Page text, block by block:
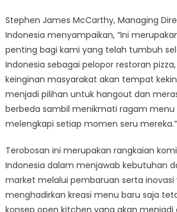
Stephen James McCarthy, Managing
Indonesia menyampaikan, “Ini
penting bagi kami yang telah tumbuh
Indonesia sebagai pelopor restoran
keinginan masyarakat akan tempat
menjadi pilihan untuk hangout dan
berbeda sambil menikmati ragam
melengkapi setiap momen seru mereka.”
Terobosan ini merupakan rangkaian
Indonesia dalam menjawab kebutuhan
market melalui pembaruan serta inovasi
menghadirkan kreasi menu baru saja
konsep open kitchen yang akan menjadi